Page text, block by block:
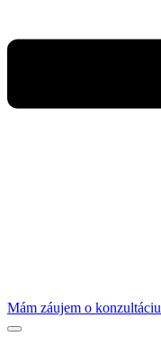
Mám záujem o konzultáciu